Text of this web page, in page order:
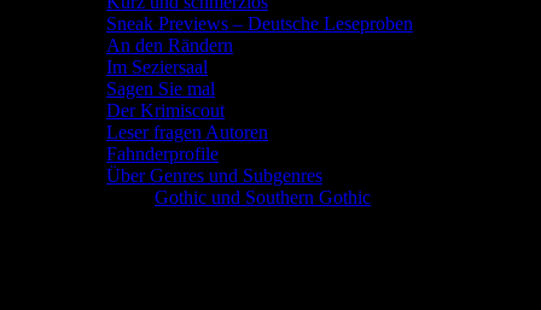
Sneak Previews – Deutsche Leseproben
An den Rändern
Im Seziersaal
Sagen Sie mal
Der Krimiscout
Leser fragen Autoren
Fahnderprofile
Über Genres und Subgenres
Gothic und Southern Gothic